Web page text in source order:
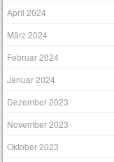
April 2024
März 2024
Februar 2024
Januar 2024
Dezember 2023
November 2023
Oktober 2023